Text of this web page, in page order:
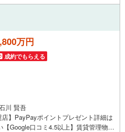
万円
成約でもらえる
川 賢吾
店】PayPayポイントプレゼント詳細は
【Google口コミ4.5以上】賃貸管理物件